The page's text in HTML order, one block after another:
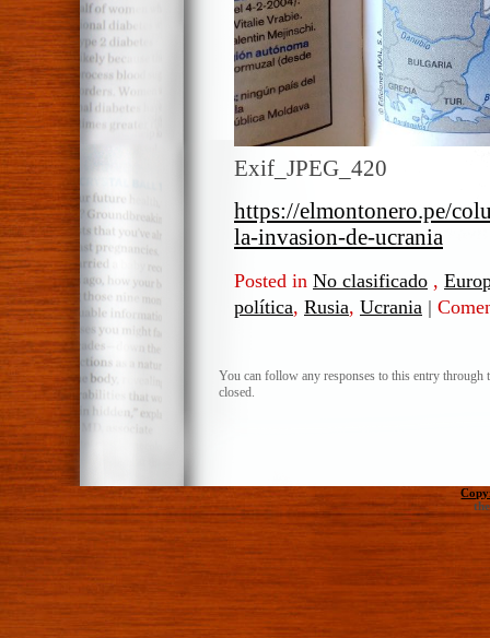
Exif_JPEG_420
https://elmontonero.pe/
la-invasion-de-ucrania
Posted in No clasificado ,
política, Rusia, Ucrania |
You can follow any responses to this entry through
closed.